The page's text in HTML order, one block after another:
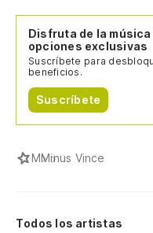
Disfruta de la música
opciones exclusivas
Suscríbete para
beneficios.
Suscríbete
MMinus Vince
Todos los artistas